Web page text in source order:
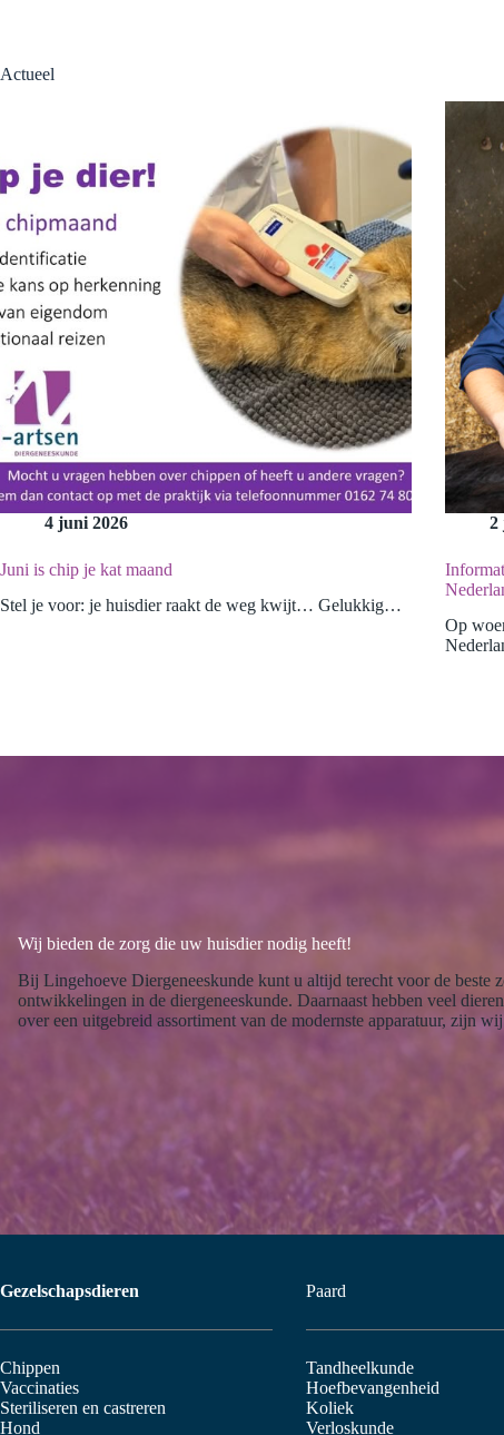
Actueel
4 juni 2026
Juni is chip je kat maand
Stel je voor: je huisdier raakt de weg kwijt… Gelukkig…
2
Op
Wij bieden de zorg die uw huisdier nodig heeft!
Bij Lingehoeve Diergeneeskunde kunt u altijd terecht voor de beste
ontwikkelingen in de diergeneeskunde. Daarnaast hebben veel
over een uitgebreid assortiment van de modernste apparatuur, zijn
Gezelschapsdieren
Chippen
Vaccinaties
Steriliseren en castreren
Hond
Paard
Tandheelkunde
Hoefbevangenheid
Koliek
Verloskunde